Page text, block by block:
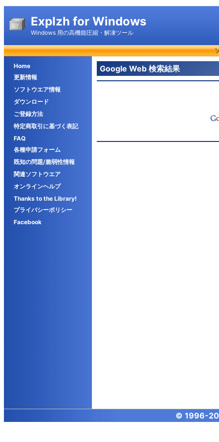
Explzh for Windows
Windows 用の高機能圧縮・解凍ツール
Home
更新情報
ソフトウエア情報
ダウンロード
ご登録方法
特定商取引に基づく表記
FAQ
各種申請フォーム
既知の問題/脆弱性情報
関連ソフトウエア
オンラインヘルプ
Thanks to the Library!
プライバシーポリシー
Facebook
Google Web 検索結果
© 1996-